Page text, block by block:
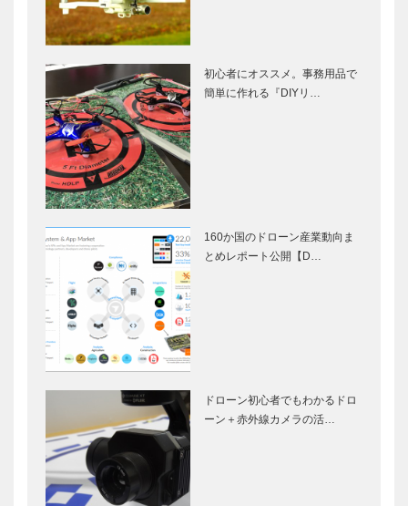
初心者にオススメ。事務用品で
簡単に作れる『DIYリ…
160か国のドローン産業動向ま
とめレポート公開【D…
ドローン初心者でもわかるドロ
ーン＋赤外線カメラの活…